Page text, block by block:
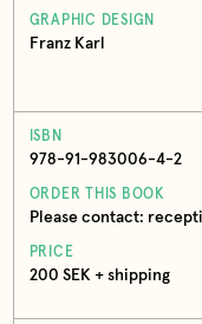
GRAPHIC DESIGN
Franz Karl
ISBN
978-91-983006-4-2
ORDER THIS BOOK
Please contact:
PRICE
200 SEK + shipping